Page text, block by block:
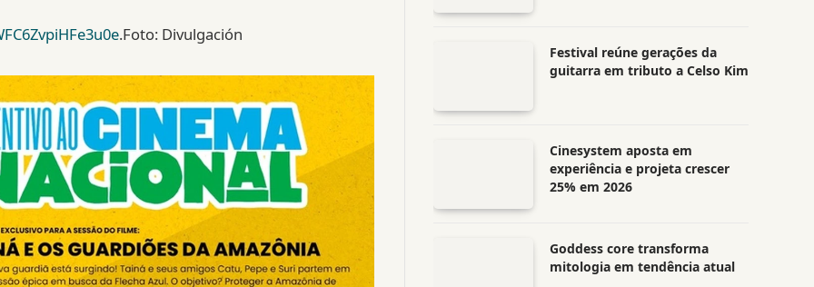
.Foto: Divulgación
Festival reúne gerações da
guitarra em tributo a Celso Kim
Cinesystem aposta em
experiência e projeta crescer
25% em 2026
Goddess core transforma
mitologia em tendência atual